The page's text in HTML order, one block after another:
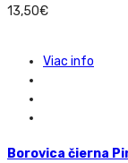
13,50€
Viac info
Borovica čierna